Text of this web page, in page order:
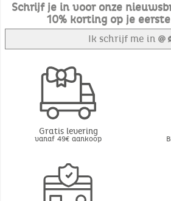
Schrijf je in voor onze
10% korting op je
Ik schrijf me in
Gratis levering
vanaf 49€ aankoop